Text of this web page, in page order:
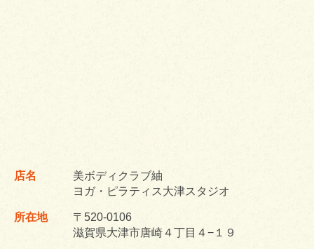
店名
美ボディクラブ紬
ヨガ・ピラティス大津スタジオ
所在地
〒520-0106
滋賀県大津市唐崎４丁目４−１９